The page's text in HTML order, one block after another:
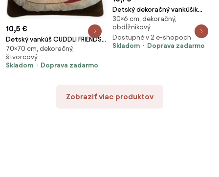
10,5 €
Detský vankúš CUDDLI FRIENDS
70x70 cm plyšový - viac farieb
Farba: Tmavohnedá
70×70 cm, dekoračný,
štvorcový
Skladom
Doprava zadarmo
Detský dekoračný vankúšik
HAPPY 50x30cm, hnedý
30×6 cm, dekoračný,
obdĺžnikový
Dostupné v 2 e-shopoch
Skladom
Doprava zadarmo
Zobraziť viac produktov